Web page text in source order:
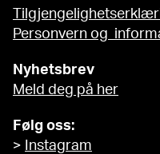
Personvern og
Nyhetsbrev
Meld deg på her
Følg oss:
>
Instagram